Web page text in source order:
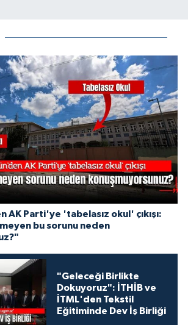
AK Parti'ye 'tabelasız okul' çıkışı:
bu sorunu neden
"Geleceği Birlikte
Dokuyoruz": İTHİB ve
İTML'den Tekstil
Eğitiminde Dev İş Birliği